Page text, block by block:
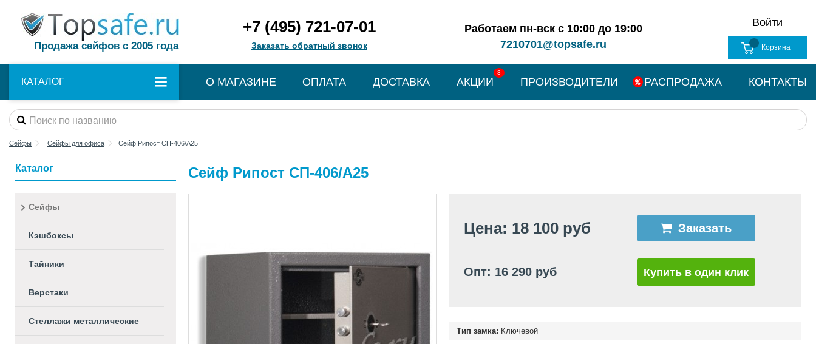
Продажа сейфов с 2005 года
Войти
Корзина
Работаем пн-вск с 10:00 до 19:00
7210701@topsafe.ru
+7 (495) 721-07-01
Заказать обратный звонок
КАТАЛОГ О МАГАЗИНЕ ОПЛАТА ДОСТАВКА
3
АКЦИИ ПРОИЗВОДИТЕЛИ РАСПРОДАЖА КОНТАКТЫ
Сейфы Сейфы для офиса Сейф Рипост СП-406/А25
Каталог
Сейфы
Кэшбоксы
Тайники
Верстаки
Стеллажи металлические
Сейф Рипост СП-406/А25
Цена: 18 100 руб
Опт: 16 290 руб
Заказать
Купить в один клик
Тип замка: Ключевой